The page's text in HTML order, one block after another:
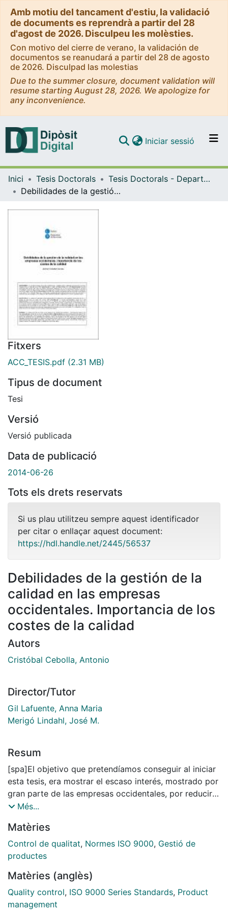
Amb motiu del tancament d'estiu, la validació
de documents es reprendrà a partir del 28
d'agost de 2026. Disculpeu les molèsties.
Con motivo del cierre de verano, la validación de
documentos se reanudará a partir del 28 de agosto
de 2026. Disculpad las molestias
Due to the summer closure, document validation will
resume starting August 28, 2026. We apologize for
any inconvenience.
Navega per tot el DD
Iniciar sessió (current)
Inici Tesis Doctorals
Tesis Doctorals - Departament - Economia i Organització d'Empreses
Debilidades de la gestión de la calidad en las empresas occidentales. Importancia de los costes de la calidad
Fitxers
ACC_TESIS.pdf (2.31 MB)
Tipus de document
Tesi
Versió
Versió publicada
Data de publicació
2014-06-26
Tots els drets reservats
Si us plau utilitzeu sempre aquest identificador
per citar o enllaçar aquest document:
https://hdl.handle.net/2445/56537
Debilidades de la gestión de la
calidad en las empresas
occidentales. Importancia de los
costes de la calidad
Autors
Cristóbal Cebolla, Antonio
Director/Tutor
Gil Lafuente, Anna Maria
Merigó Lindahl, José M.
Resum
[spa]El objetivo que pretendíamos conseguir al iniciar
esta tesis, era mostrar el escaso interés, mostrado por
gran parte de las empresas occidentales, por reducir
sustancialmente sus inaceptablemente altos costes de
que suponen para sus cuentas de resultados. La
constatación de esta grave afirmación, está
sustentada por las cifras publicadas por los
múltiples encuestas realizadas por instituciones
mundiales de prestigio, a empresas que se supone
están involucradas en procesos de mejora de la
Més...
Matèries
Control de qualitat, Normes ISO 9000, Gestió de
productes
Matèries (anglès)
Quality control, ISO 9000 Series Standards, Product
management